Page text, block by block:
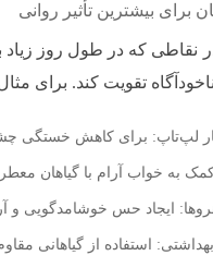
برای بیشترین تأثیر روانی
نقاطی که در طول روز
تقویت کند. برای
لپ‌تاپ: برای کاهش خستگی
به خواب آرام با گیاهان
ایجاد حس خوشامدگویی و
استفاده از گیاهانی